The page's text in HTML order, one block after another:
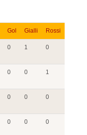
Gol Gialli Rossi
0 1 0
0 0 1
0 0 0
0 0 0